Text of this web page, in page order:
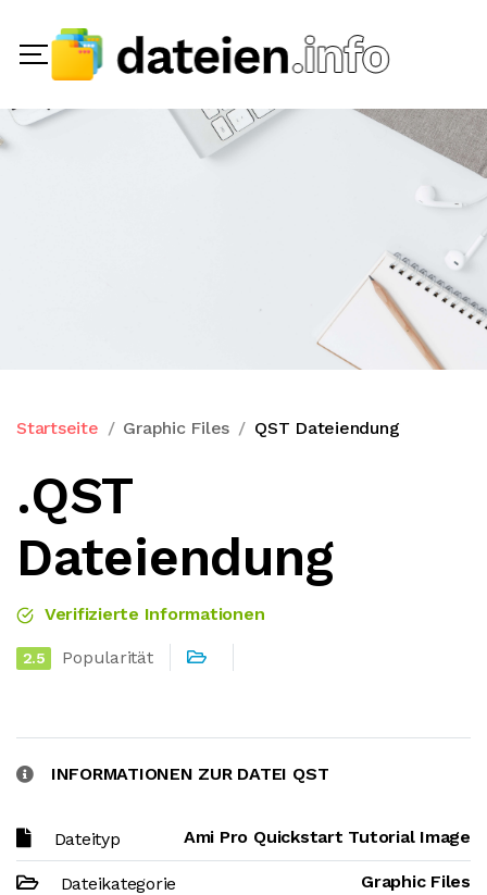
Startseite Graphic Files QST Dateiendung
.QST
Dateiendung
Verifizierte Informationen
2.5 Popularität
INFORMATIONEN ZUR DATEI QST
Dateityp Ami Pro Quickstart Tutorial Image
Dateikategorie Graphic Files